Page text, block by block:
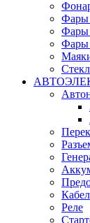
Фары
Фары
Фары
Реле